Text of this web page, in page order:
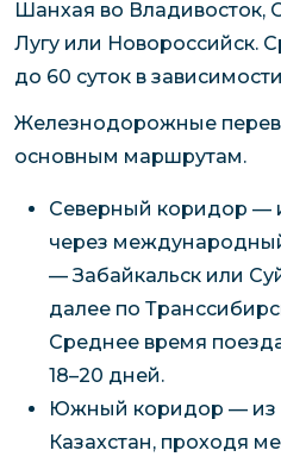
Шанхая во Владивосток,
Лугу или Новороссийск.
до 60 суток в
Железнодорожные
основным маршрутам.
Северный коридор —
через
— Забайкальск или
далее по
Среднее время
18–20 дней.
Южный коридор — из
Казахстан, проходя